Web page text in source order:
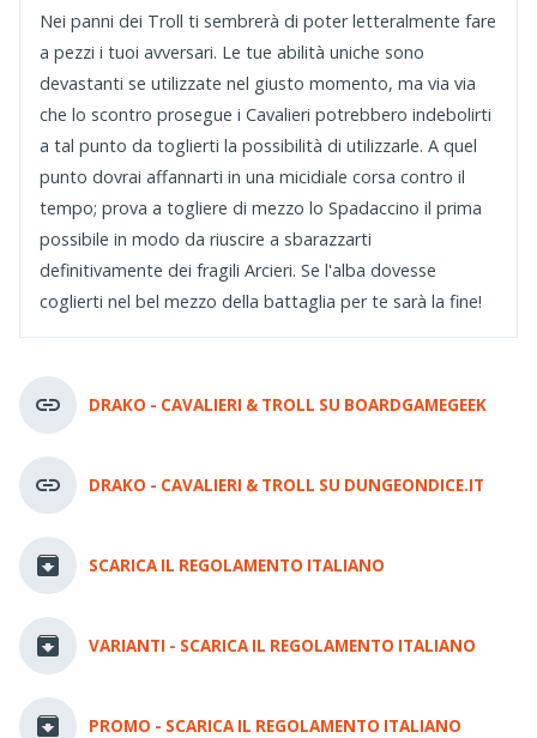
Nei panni dei Troll ti sembrerà di poter letteralmente fare
a pezzi i tuoi avversari. Le tue abilità uniche sono
devastanti se utilizzate nel giusto momento, ma via via
che lo scontro prosegue i Cavalieri potrebbero indebolirti
a tal punto da toglierti la possibilità di utilizzarle. A quel
punto dovrai affannarti in una micidiale corsa contro il
tempo; prova a togliere di mezzo lo Spadaccino il prima
possibile in modo da riuscire a sbarazzarti
definitivamente dei fragili Arcieri. Se l'alba dovesse
coglierti nel bel mezzo della battaglia per te sarà la fine!
DRAKO - CAVALIERI & TROLL SU BOARDGAMEGEEK
DRAKO - CAVALIERI & TROLL SU DUNGEONDICE.IT
SCARICA IL REGOLAMENTO ITALIANO
VARIANTI - SCARICA IL REGOLAMENTO ITALIANO
PROMO - SCARICA IL REGOLAMENTO ITALIANO